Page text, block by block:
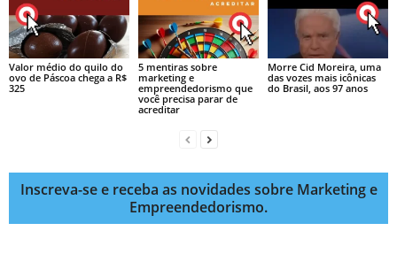
Valor médio do quilo do
ovo de Páscoa chega a R$
325
5 mentiras sobre
marketing e
empreendedorismo que
você precisa parar de
acreditar
Morre Cid Moreira, uma
das vozes mais icônicas
do Brasil, aos 97 anos
Inscreva-se e receba as novidades sobre Marketing e
Empreendedorismo.